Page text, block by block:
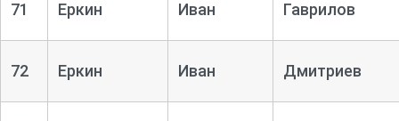
71 Еркин Иван Гаврилов
72 Еркин Иван Дмитриев